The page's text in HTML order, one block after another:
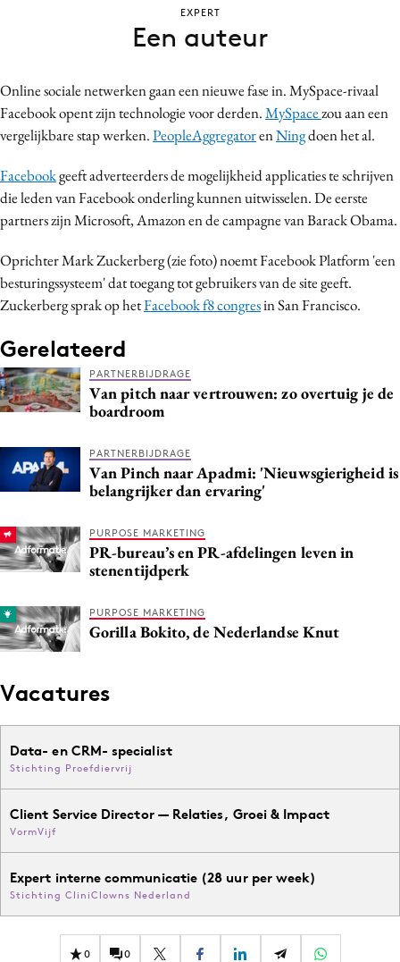
Contentmarketing
Craft
Data & Insights
Design
Digital transformation
Diversiteit
Effectiviteit
Gedragsverandering
Influencer marketing
Interne communicatie
Martech
Merkstrategie
PR
Programmatic
Purpose Marketing
Reputatie & crisis
Online sociale netwerken gaan een nieuwe fase in. MySpace-rivaal
Facebook opent zijn technologie voor derden.MySpacezou aan een
vergelijkbare stap werken.PeopleAggregatorenNingdoen het al.
Facebookgeeft adverteerders de mogelijkheid applicaties te schrijven
die leden van Facebook onderling kunnen uitwisselen. De eerste
partners zijn Microsoft, Amazon en de campagne van Barack Obama.
Oprichter Mark Zuckerberg (zie foto) noemt Facebook Platform 'een
besturingssysteem' dat toegang tot gebruikers van de site geeft.
Zuckerberg sprak op hetFacebook f8 congresin San Francisco.
Gerelateerd
PARTNERBIJDRAGE
Van pitch naar vertrouwen: zo overtuig je de
boardroom
PARTNERBIJDRAGE
Van Pinch naar Apadmi: 'Nieuwsgierigheid is
belangrijker dan ervaring'
PURPOSE MARKETING
PR-bureau’s en PR-afdelingen leven in
stenentijdperk
PURPOSE MARKETING
Gorilla Bokito, de Nederlandse Knut
Vacatures
Data- en CRM- specialist
Stichting Proefdiervrij
Client Service Director — Relaties, Groei & Impact
VormVijf
Expert interne communicatie (28 uur per week)
Stichting CliniClowns Nederland
0 0
EXPERT
Een auteur